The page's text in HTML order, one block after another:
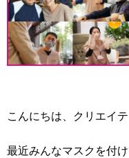
こんにちは、クリエイ
最近みんなマスクを付